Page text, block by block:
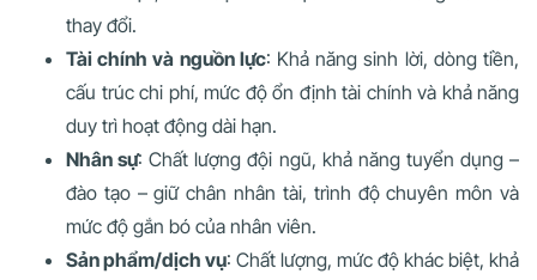
thay đổi.
Tài chính và nguồn lực: Khả năng sinh lời, dòng tiền,
cấu trúc chi phí, mức độ ổn định tài chính và khả năng
duy trì hoạt động dài hạn.
Nhân sự: Chất lượng đội ngũ, khả năng tuyển dụng –
đào tạo – giữ chân nhân tài, trình độ chuyên môn và
mức độ gắn bó của nhân viên.
Sản phẩm/dịch vụ: Chất lượng, mức độ khác biệt, khả